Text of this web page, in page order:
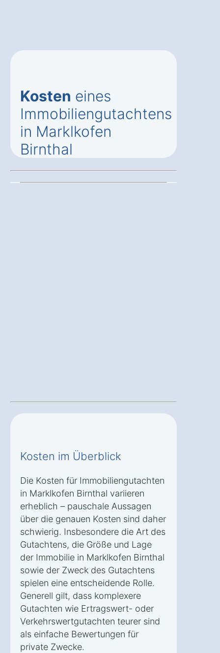
Kosten eines
Immobiliengutachtens
in Marklkofen
Birnthal
Kosten im Überblick
Die Kosten für Immobiliengutachten
in Marklkofen Birnthal variieren
erheblich – pauschale Aussagen
über die genauen Kosten sind daher
schwierig. Insbesondere die Art des
Gutachtens, die Größe und Lage
der Immobilie in Marklkofen Birnthal
sowie der Zweck des Gutachtens
spielen eine entscheidende Rolle.
Generell gilt, dass komplexere
Gutachten wie Ertragswert- oder
Verkehrswertgutachten teurer sind
als einfache Bewertungen für
private Zwecke.